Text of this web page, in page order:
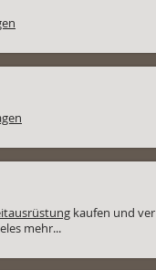
kaufen und
mehr...